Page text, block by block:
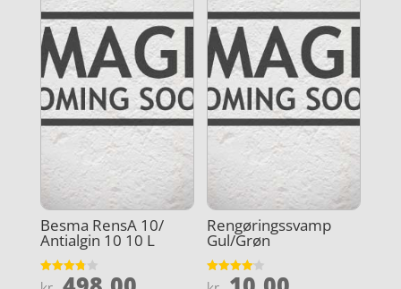
Besma RensA 10/
Antialgin 10 10 L
Vurderet
Rengøringssvamp
Gul/Grøn
Vurderet